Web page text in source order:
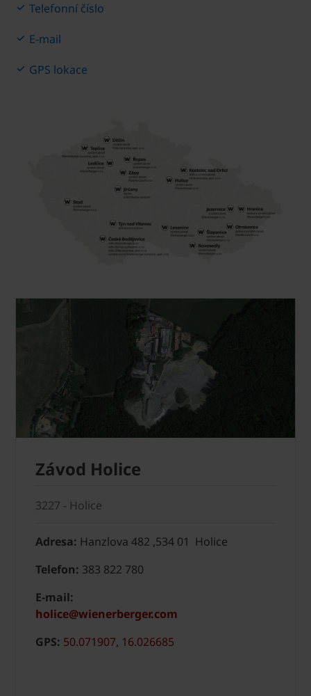
Telefonní číslo
E-mail
GPS lokace
Závod Holice
3227 - Holice
Adresa: Hanzlova 482 ,534 01 Holice
Telefon: 383 822 780
E-mail:
holice@wienerberger.com
GPS: 50.071907, 16.026685